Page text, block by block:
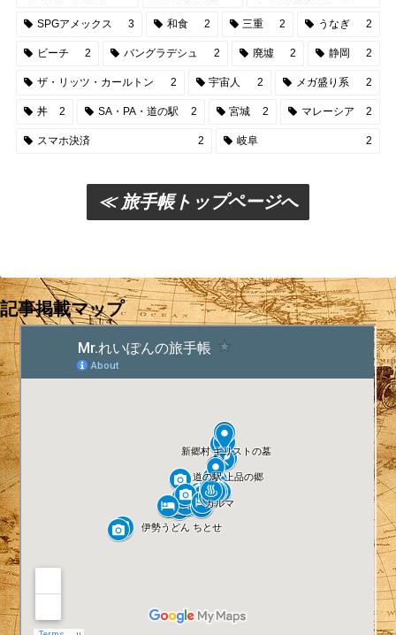
SPGアメックス 3 和食 2 三重 2 うなぎ 2
ビーチ 2 バングラデシュ 2 廃墟 2 静岡 2
ザ・リッツ・カールトン 2 宇宙人 2 メガ盛り系 2
丼 2 SA・PA・道の駅 2 宮城 2 マレーシア 2
スマホ決済 2 岐阜 2
≪ 旅手帳トップページへ
記事掲載マップ